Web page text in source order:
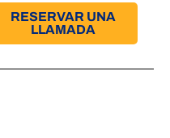
RESERVAR UNA
LLAMADA